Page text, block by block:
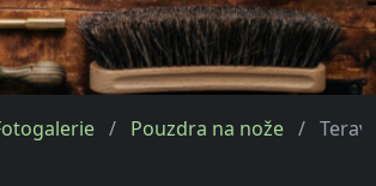
Pouzdra na nože